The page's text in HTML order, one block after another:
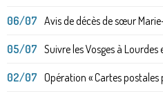
06/07 Avis de décès de sœur
05/07 Suivre les Vosges à Lourdes
02/07 Opération « Cartes postales